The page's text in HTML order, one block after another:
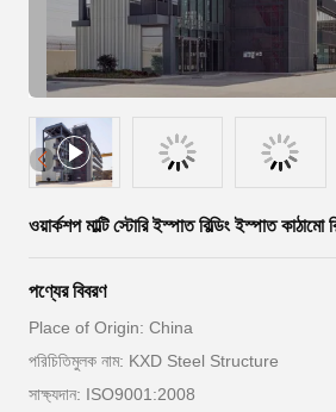
ওয়ার্কশপ মাল্টি স্টোরি ইস্পাত বিল্ডিং ইস্পাত কাঠামো
পণ্যের বিবরণ
Place of Origin: China
পরিচিতিমুলক নাম: KXD Steel Structure
সাক্ষ্যদান: ISO9001:2008